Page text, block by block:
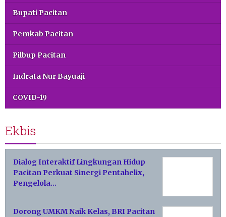
Bupati Pacitan
Pemkab Pacitan
Pilbup Pacitan
Indrata Nur Bayuaji
COVID-19
Ekbis
Dialog Interaktif Lingkungan Hidup
Pacitan Perkuat Sinergi Pentahelix,
Pengelola…
Dorong UMKM Naik Kelas, BRI Pacitan